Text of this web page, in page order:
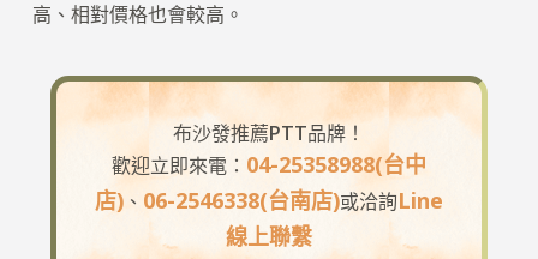
高、相對價格也會較高。
布沙發推薦PTT品牌！
歡迎立即來電： 04-25358988(台中
店)、 06-2546338(台南店)或洽詢Line
線上聯繫